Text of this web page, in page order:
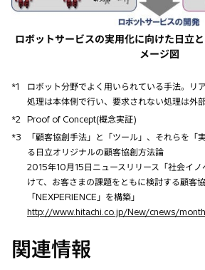
ロボットサービスの実用化に向けた日立
メージ図
*1
ロボット分野でよく用いられている手法。リ
処理は本体側で行い、要求されない処理は外
*2 Proof of Concept(概念実証)
*3
「顧客協創手法」と「ツール」、それらを「
る日立オリジナルの顧客協創方法論
2015年10月15日ニュースリリース「社会イ
けて、お客さまの課題をともに検討する顧客
「NEXPERIENCE」を構築」
http://www.hitachi.co.jp/New/cnews/
関連情報